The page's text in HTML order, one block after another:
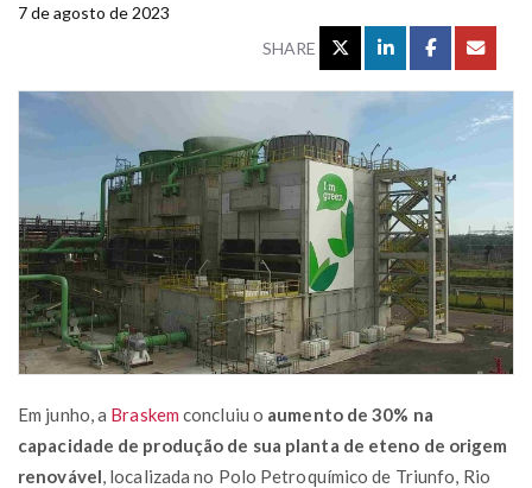
7 de agosto de 2023
SHARE
Em junho, a Braskem concluiu o aumento de 30% na
capacidade de produção de sua planta de eteno de origem
renovável , localizada no Polo Petroquímico de Triunfo, Rio